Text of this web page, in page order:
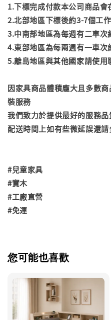
1.下標完成付款本公司商品
2.北部地區下標後約3-7個工
3.中南部地區為每週有二車
4.東部地區為每兩週有一車
5.離島地區與其他國家請使用
因家具商品體積龐大且多數
裝服務
我們致力於提供最好的服務
配送時間上如有些微延誤還
#兒童家具
#實木
#工廠直營
#免運
您可能也喜歡